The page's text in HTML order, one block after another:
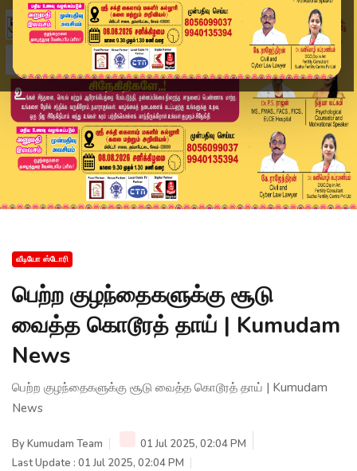
வீடியோ ஸ்டோரி
பெற்ற குழந்தைகளுக்கு சூடு
வைத்த கொடூரத் தாய் | Kumudam
News
பெற்ற குழந்தைகளுக்கு சூடு வைத்த கொடூரத் தாய் | Kumudam
News
ByKumudam Team
01 Jul 2025, 02:04 PM
Last Update : 01 Jul 2025, 02:04 PM